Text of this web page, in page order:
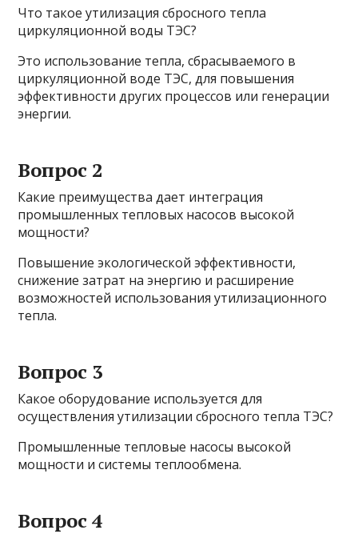
Что такое утилизация сбросного тепла
циркуляционной воды ТЭС?
Это использование тепла, сбрасываемого в
циркуляционной воде ТЭС, для повышения
эффективности других процессов или генерации
энергии.
Вопрос 2
Какие преимущества дает интеграция
промышленных тепловых насосов высокой
мощности?
Повышение экологической эффективности,
снижение затрат на энергию и расширение
возможностей использования утилизационного
тепла.
Вопрос 3
Какое оборудование используется для
осуществления утилизации сбросного тепла ТЭС?
Промышленные тепловые насосы высокой
мощности и системы теплообмена.
Вопрос 4